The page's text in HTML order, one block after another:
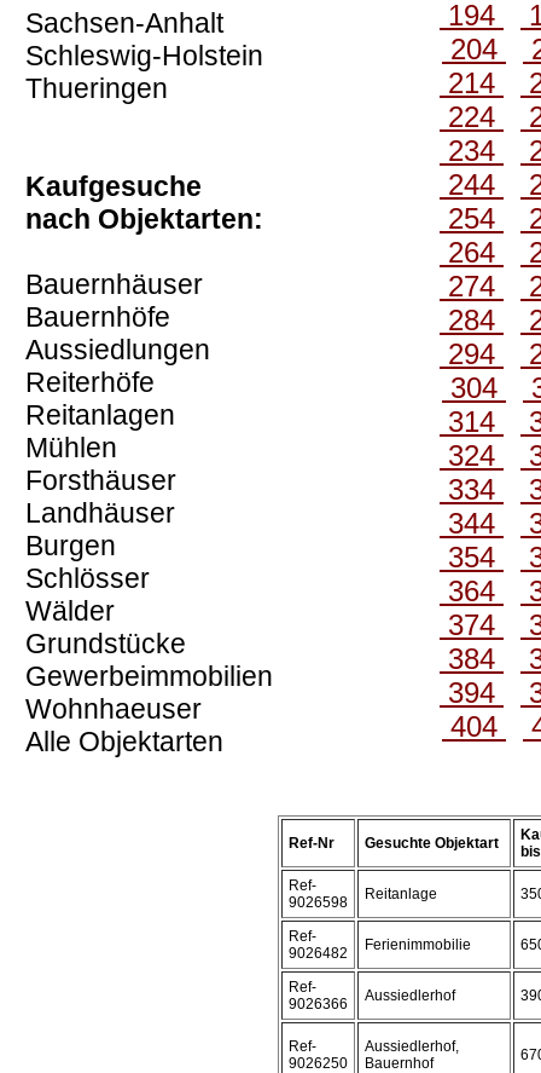
Sachsen-Anhalt
Schleswig-Holstein
Thueringen
Kaufgesuche
nach Objektarten:
Bauernhäuser
Bauernhöfe
Aussiedlungen
Reiterhöfe
Reitanlagen
Mühlen
Forsthäuser
Landhäuser
Burgen
Schlösser
Wälder
Grundstücke
Gewerbeimmobilien
Wohnhaeuser
Alle Objektarten
194
204
214
224
234
244
254
264
274
284
294
304
314
324
334
344
354
364
374
384
394
404
Ref-Nr Gesuchte Objektart
Ref-
9026598
Reitanlage
Ref-
9026482
Ferienimmobilie
Ref-
9026366
Aussiedlerhof
Ref-
9026250
Aussiedlerhof,
Bauernhof